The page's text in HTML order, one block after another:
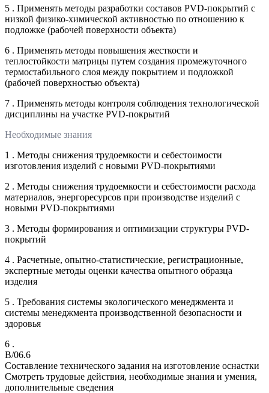
5 . Применять методы разработки составов PVD-покрытий с
низкой физико-химической активностью по отношению к
подложке (рабочей поверхности объекта)
6 . Применять методы повышения жесткости и
теплостойкости матрицы путем создания промежуточного
термостабильного слоя между покрытием и подложкой
(рабочей поверхностью объекта)
7 . Применять методы контроля соблюдения технологической
дисциплины на участке PVD-покрытий
Необходимые знания
1 . Методы снижения трудоемкости и себестоимости
изготовления изделий с новыми PVD-покрытиями
2 . Методы снижения трудоемкости и себестоимости расхода
материалов, энергоресурсов при производстве изделий с
новыми PVD-покрытиями
3 . Методы формирования и оптимизации структуры PVD-
покрытий
4 . Расчетные, опытно-статистические, регистрационные,
экспертные методы оценки качества опытного образца
изделия
5 . Требования системы экологического менеджмента и
системы менеджмента производственной безопасности и
здоровья
6 .
B/06.6
Составление технического задания на изготовление оснастки
Смотреть трудовые действия, необходимые знания и умения,
дополнительные сведения